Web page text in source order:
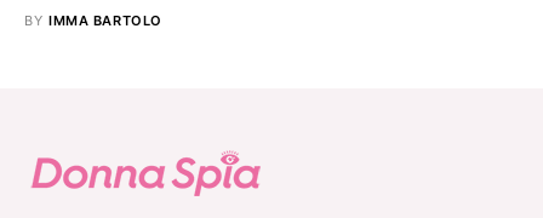
BY IMMA BARTOLO